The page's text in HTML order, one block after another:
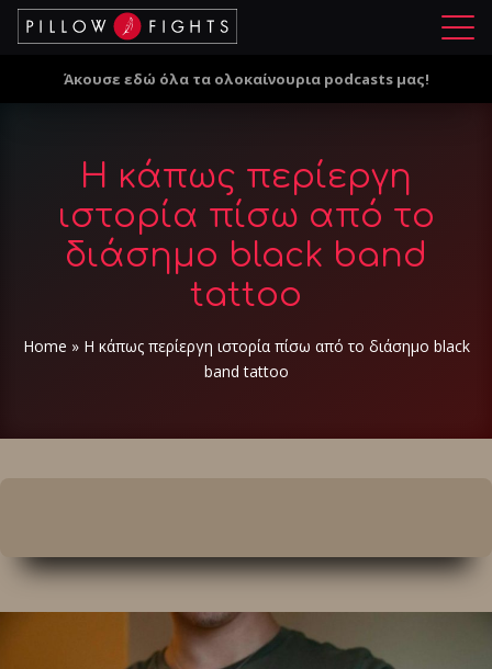
Μ
ο
Άκουσε εδώ όλα τα ολοκαίνουρια podcasts μας!
H κάπως περίεργη
ιστορία πίσω από το
διάσημο black band
tattoo
Home » H κάπως περίεργη ιστορία πίσω από το διάσημο black
band tattoo